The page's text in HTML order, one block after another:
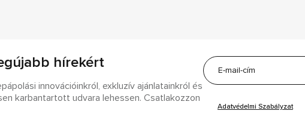
hírekért
innovációinkról, exkluzív ajánlatainkról és
karbantartott udvara lehessen. Csatlakozzon
Adatvédelmi Szabályzat